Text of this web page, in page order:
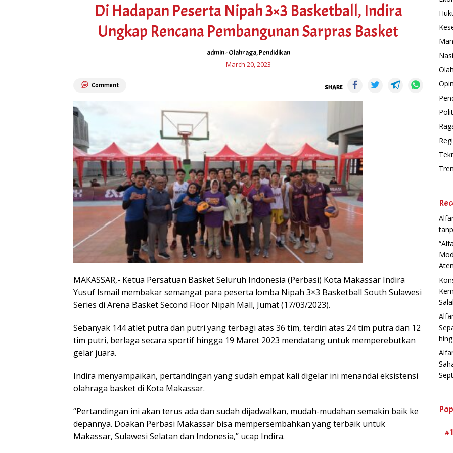
Di Hadapan Peserta Nipah 3×3 Basketball, Indira
Ungkap Rencana Pembangunan Sarpras Basket
admin-Olahraga,Pendidikan
March 20, 2023
Comment SHARE
MAKASSAR,- Ketua Persatuan Basket Seluruh Indonesia (Perbasi) Kota Makassar Indira
Yusuf Ismail membakar semangat para peserta lomba Nipah 3×3 Basketball South Sulawesi
Series di Arena Basket Second Floor Nipah Mall, Jumat (17/03/2023).
Sebanyak 144 atlet putra dan putri yang terbagi atas 36 tim, terdiri atas 24 tim putra dan 12
tim putri, berlaga secara sportif hingga 19 Maret 2023 mendatang untuk memperebutkan
gelar juara.
Indira menyampaikan, pertandingan yang sudah empat kali digelar ini menandai eksistensi
olahraga basket di Kota Makassar.
“Pertandingan ini akan terus ada dan sudah dijadwalkan, mudah-mudahan semakin baik ke
depannya. Doakan Perbasi Makassar bisa mempersembahkan yang terbaik untuk
Makassar, Sulawesi Selatan dan Indonesia,” ucap Indira.
#1